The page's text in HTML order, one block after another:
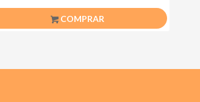
COMPRAR